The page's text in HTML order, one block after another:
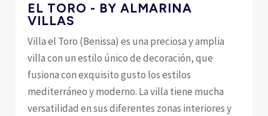
EL TORO - BY ALMARINA
VILLAS
Villa el Toro (Benissa) es una preciosa y amplia
villa con un estilo único de decoración, que
fusiona con exquisito gusto los estilos
mediterráneo y moderno. La villa tiene mucha
versatilidad en sus diferentes zonas interiores y